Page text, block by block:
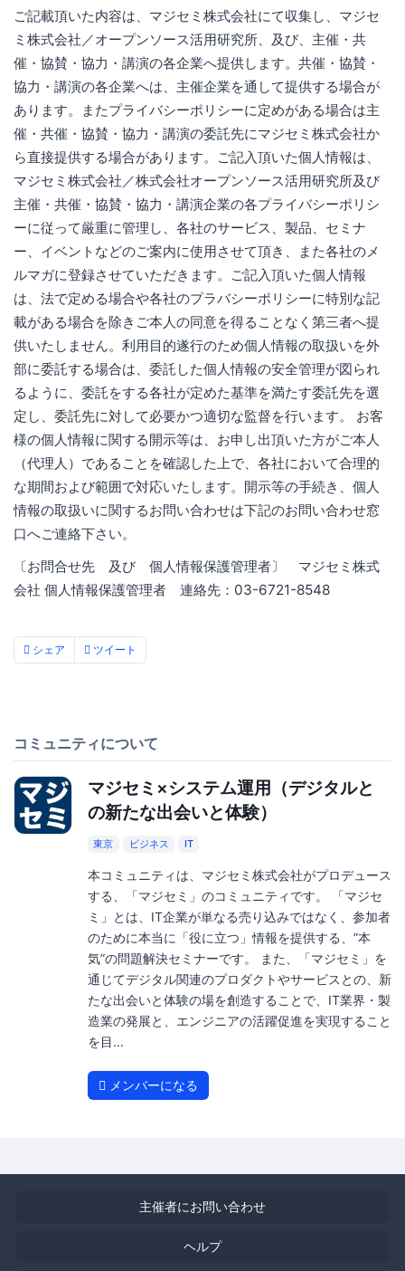
ご記載頂いた内容は、マジセミ株式会社にて収集し、マジセ
ミ株式会社／オープンソース活用研究所、及び、主催・共
催・協賛・協力・講演の各企業へ提供します。共催・協賛・
協力・講演の各企業へは、主催企業を通して提供する場合が
あります。またプライバシーポリシーに定めがある場合は主
催・共催・協賛・協力・講演の委託先にマジセミ株式会社か
ら直接提供する場合があります。ご記入頂いた個人情報は、
マジセミ株式会社／株式会社オープンソース活用研究所及び
主催・共催・協賛・協力・講演企業の各プライバシーポリシ
ーに従って厳重に管理し、各社のサービス、製品、セミナ
ー、イベントなどのご案内に使用させて頂き、また各社のメ
ルマガに登録させていただきます。ご記入頂いた個人情報
は、法で定める場合や各社のプラバシーポリシーに特別な記
載がある場合を除きご本人の同意を得ることなく第三者へ提
供いたしません。利用目的遂行のため個人情報の取扱いを外
部に委託する場合は、委託した個人情報の安全管理が図られ
るように、委託をする各社が定めた基準を満たす委託先を選
定し、委託先に対して必要かつ適切な監督を行います。 お客
様の個人情報に関する開示等は、お申し出頂いた方がご本人
（代理人）であることを確認した上で、各社において合理的
な期間および範囲で対応いたします。開示等の手続き、個人
情報の取扱いに関するお問い合わせは下記のお問い合わせ窓
口へご連絡下さい。
〔お問合せ先 及び 個人情報保護管理者〕 マジセミ株式
会社 個人情報保護管理者 連絡先：03-6721-8548
シェア ツイート
コミュニティについて
マジセミ×システム運用（デジタルと
の新たな出会いと体験）
東京 ビジネス IT
本コミュニティは、マジセミ株式会社がプロデュース
する、「マジセミ」のコミュニティです。 「マジセ
ミ」とは、IT企業が単なる売り込みではなく、参加者
のために本当に「役に立つ」情報を提供する、”本
気”の問題解決セミナーです。 また、「マジセミ」を
通じてデジタル関連のプロダクトやサービスとの、新
たな出会いと体験の場を創造することで、IT業界・製
造業の発展と、エンジニアの活躍促進を実現すること
を目...
メンバーになる
主催者にお問い合わせ
ヘルプ